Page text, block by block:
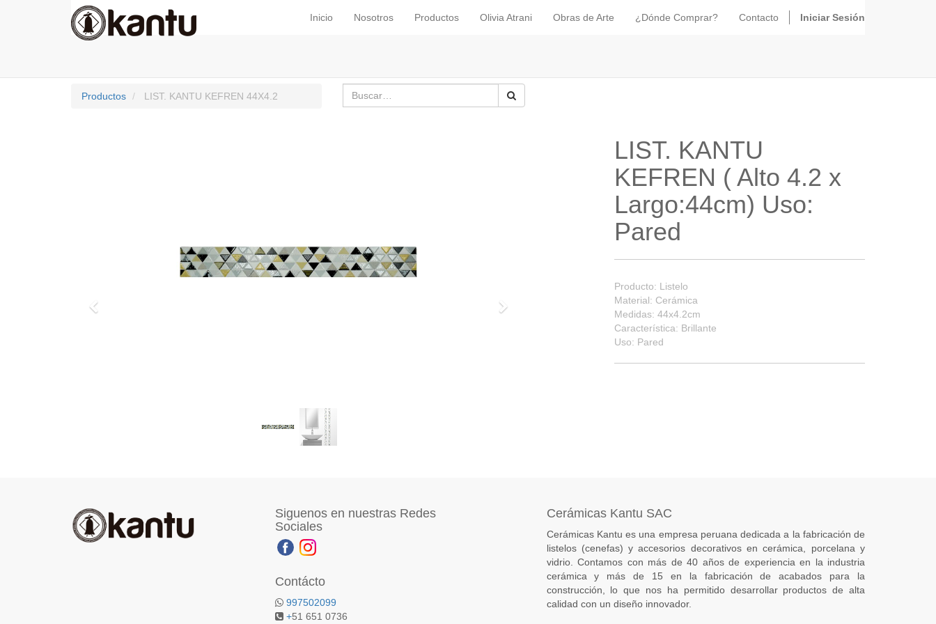
Inicio Nosotros Productos Olivia Atrani Obras de Arte ¿Dónde Comprar? Contacto Iniciar Sesión
Productos LIST. KANTU KEFREN 44X4.2
Siguiente
LIST. KANTU
KEFREN ( Alto 4.2 x
Largo:44cm) Uso:
Pared
Producto: Listelo
Material: Cerámica
Medidas: 44x4.2cm
Característica: Brillante
Uso: Pared
Siguenos en nuestras Redes
Sociales
Contácto
997502099
+51 651 0736
Cerámicas Kantu SAC
Cerámicas Kantu es una empresa peruana dedicada a la fabricación de
listelos (cenefas) y accesorios decorativos en cerámica, porcelana y
vidrio. Contamos con más de 40 años de experiencia en la industria
cerámica y más de 15 en la fabricación de acabados para la
construcción, lo que nos ha permitido desarrollar productos de alta
calidad con un diseño innovador.